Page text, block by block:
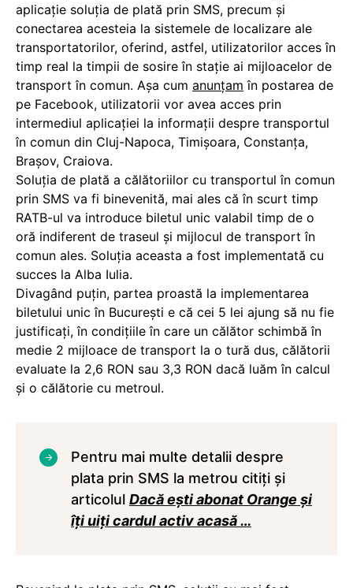
aplicație soluția de plată prin SMS, precum și
conectarea acesteia la sistemele de localizare ale
transportatorilor, oferind, astfel, utilizatorilor acces în
timp real la timpii de sosire în stație ai mijloacelor de
transport în comun. Așa cum anunțam în postarea de
pe Facebook, utilizatorii vor avea acces prin
intermediul aplicației la informații despre transportul
în comun din Cluj-Napoca, Timișoara, Constanța,
Brașov, Craiova.
Soluția de plată a călătoriilor cu transportul în comun
prin SMS va fi binevenită, mai ales că în scurt timp
RATB-ul va introduce biletul unic valabil timp de o
oră indiferent de traseul și mijlocul de transport în
comun ales. Soluția aceasta a fost implementată cu
succes la Alba Iulia.
Divagând puțin, partea proastă la implementarea
biletului unic în București e că cei 5 lei ajung să nu fie
justificați, în condițiile în care un călător schimbă în
medie 2 mijloace de transport la o tură dus, călătorii
evaluate la 2,6 RON sau 3,3 RON dacă luăm în calcul
și o călătorie cu metroul.
Pentru mai multe detalii despre
plata prin SMS la metrou citiți și
articolul Dacă ești abonat Orange și
îți uiți cardul activ acasă …